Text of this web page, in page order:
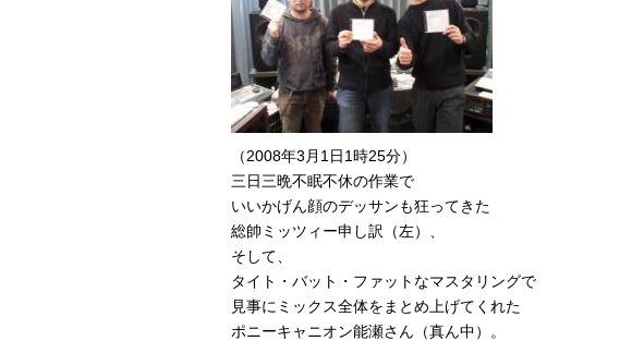
（2008年3月1日1時25分）
三日三晩不眠不休の作業で
いいかげん顔のデッサンも狂ってきた
総帥ミッツィー申し訳（左）、
そして、
タイト・バット・ファットなマスタリングで
見事にミックス全体をまとめ上げてくれた
ポニーキャニオン能瀬さん（真ん中）。